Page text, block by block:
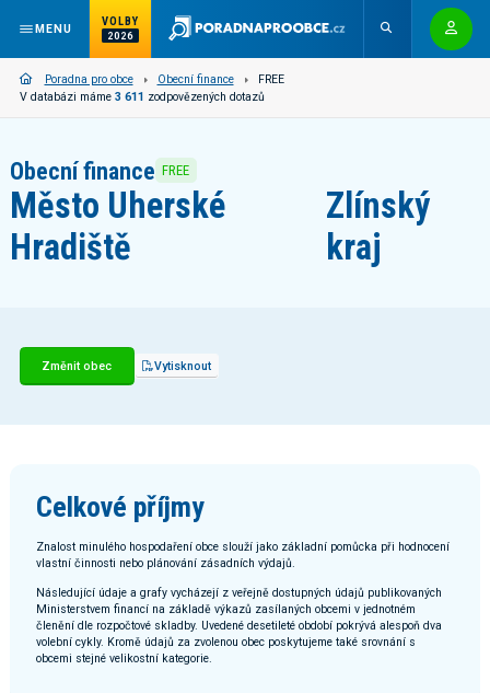
MENU
VOLBY
2026
Poradna pro obce Obecní finance
FREE
V databázi máme 3 611 zodpovězených dotazů
Obecní finance FREE
Město Uherské
Hradiště
Zlínský
kraj
Změnit obec Vytisknout
Celkové příjmy
Znalost minulého hospodaření obce slouží jako základní pomůcka při hodnocení
vlastní činnosti nebo plánování zásadních výdajů.
Následující údaje a grafy vycházejí z veřejně dostupných údajů publikovaných
Ministerstvem financí na základě výkazů zasílaných obcemi v jednotném
členění dle rozpočtové skladby. Uvedené desetileté období pokrývá alespoň dva
volební cykly. Kromě údajů za zvolenou obec poskytujeme také srovnání s
obcemi stejné velikostní kategorie.